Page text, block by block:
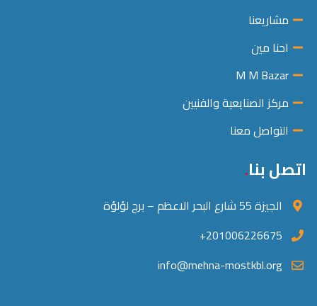
مشاريعنا
احنا مين
M M Bazar
مركز الصنايعية والفنيين
التواصل معنا
اتصل بنا
الجيزة 55 شارع البحر الاعظم – برج لؤلؤة
201006226675+
info@mehna-mostkbl.org